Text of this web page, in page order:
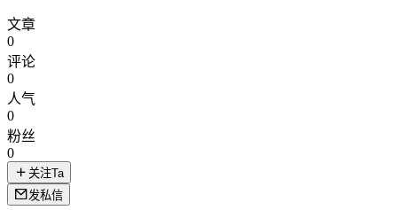
文章
0
评论
0
人气
0
粉丝
0
关注Ta
发私信